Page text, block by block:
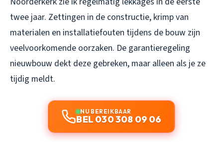
twee jaar. Zettingen in de constructie, krimp van
materialen en installatiefouten tijdens de bouw zijn
veelvoorkomende oorzaken. De garantieregeling
nieuwbouw dekt deze gebreken, maar alleen als je ze
tijdig meldt.
NU BEREIKBAAR
BEL 030 308 09 06